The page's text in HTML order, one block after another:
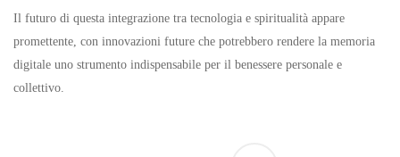
Il futuro di questa integrazione tra tecnologia e spiritualità appare
promettente, con innovazioni future che potrebbero rendere la memoria
digitale uno strumento indispensabile per il benessere personale e
collettivo.